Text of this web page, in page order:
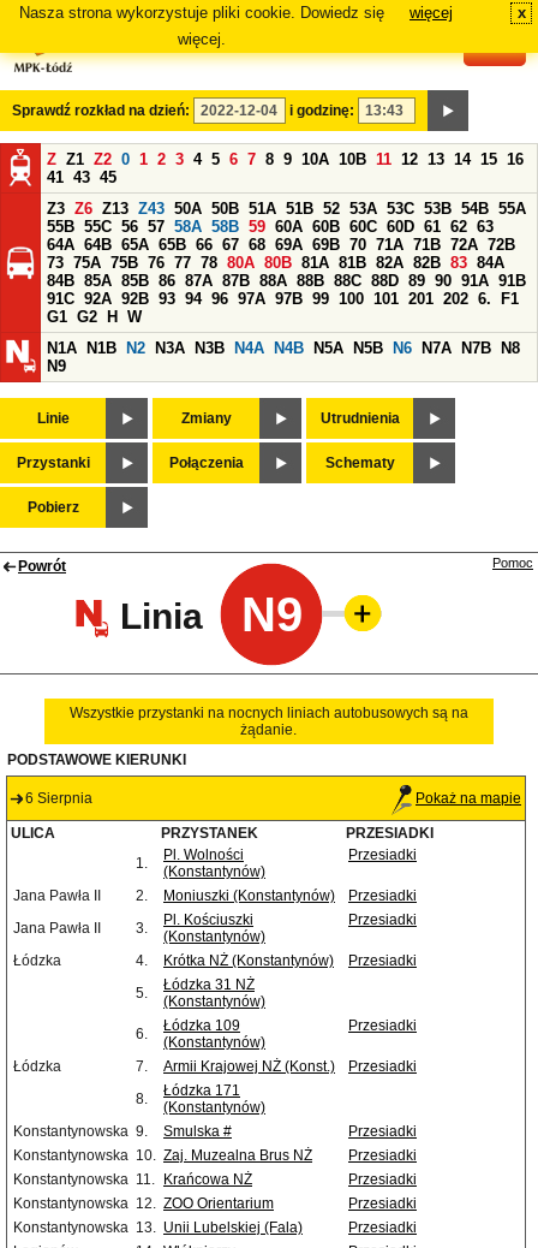
Nasza strona wykorzystuje pliki cookie. Dowiedz się
więcej.
więcej x
Sprawdź rozkład na dzień: i godzinę:
Z Z1 Z2 0 1 2 3 4 5 6 7 8 9 10A 10B 11 12 13 14 15 16
41 43 45
Z3 Z6 Z13 Z43 50A 50B 51A 51B 52 53A 53C 53B 54B 55A
55B 55C 56 57 58A 58B 59 60A 60B 60C 60D 61 62 63
64A 64B 65A 65B 66 67 68 69A 69B 70 71A 71B 72A 72B
73 75A 75B 76 77 78 80A 80B 81A 81B 82A 82B 83 84A
84B 85A 85B 86 87A 87B 88A 88B 88C 88D 89 90 91A 91B
91C 92A 92B 93 94 96 97A 97B 99 100 101 201 202 6.
F1
G1 G2 H
W
N1A
N1B N2 N3A N3B N4A N4B N5A N5B N6 N7A N7B
N8
N9
Linie Zmiany Utrudnienia
Przystanki Połączenia Schematy
Pobierz
Powrót
Linia N9
Pomoc
Wszystkie przystanki na nocnych liniach autobusowych są na
żądanie.
PODSTAWOWE KIERUNKI
6 Sierpnia Pokaż na mapie
ULICA PRZYSTANEK
PRZESIADKI
1.
Pl. Wolności
(Konstantynów)
Przesiadki
Jana Pawła II 2. Moniuszki (Konstantynów)
Przesiadki
Jana Pawła II
3.
Pl. Kościuszki
(Konstantynów)
Przesiadki
Łódzka 4. Krótka NŻ (Konstantynów)
Przesiadki
5.
Łódzka 31 NŻ
(Konstantynów)
6.
Łódzka 109
(Konstantynów)
Przesiadki
Łódzka 7. Armii Krajowej NŻ (Konst.)
Przesiadki
8.
Łódzka 171
(Konstantynów)
Konstantynowska 9. Smulska #
Przesiadki
Konstantynowska 10. Zaj. Muzealna Brus NŻ
Przesiadki
Konstantynowska 11. Krańcowa NŻ
Przesiadki
Konstantynowska 12. ZOO Orientarium
Przesiadki
Konstantynowska 13. Unii Lubelskiej (Fala)
Przesiadki